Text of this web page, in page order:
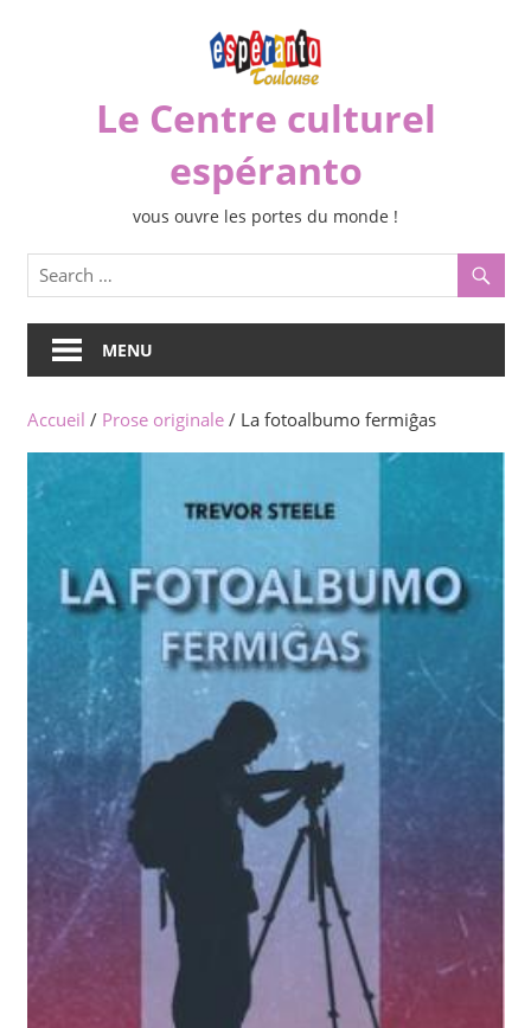
Le Centre culturel
espéranto
vous ouvre les portes du monde !
MENU
Accueil / Prose originale/ La fotoalbumo fermiĝas